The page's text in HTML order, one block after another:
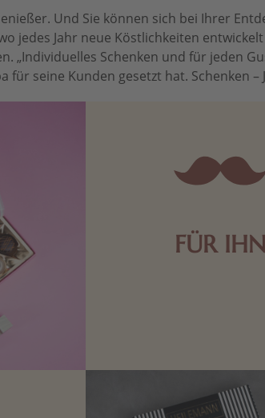
Und Sie können sich bei Ihrer
jedes Jahr neue Köstlichkeiten
„Individuelles Schenken und für jeden
für seine Kunden gesetzt hat. Schenken –
FÜR IHN